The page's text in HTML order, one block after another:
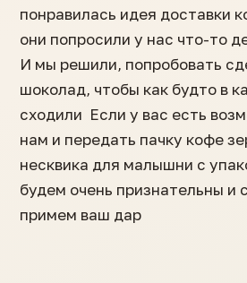
понравилась идея доставки
они попросили у нас что-то
И мы решили, попробовать
шоколад, чтобы как будто в
сходили Если у вас есть
нам и передать пачку кофе
несквика для малышни с
будем очень признательны и
примем ваш дар